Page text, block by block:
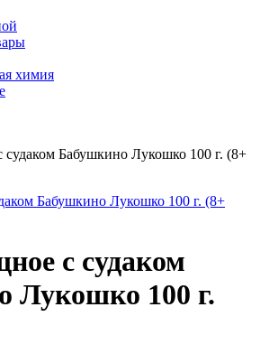
химия
Бабушкино Лукошко 100 г. (8+
с судаком
Лукошко 100 г.